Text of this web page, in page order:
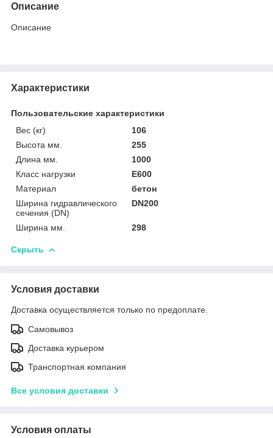
Описание
Описание
Характеристики
Пользовательские характеристики
Вес (кг)
106
Высота мм.
255
Длина мм.
1000
Класс нагрузки
E600
Материал
бетон
Ширина гидравлического
сечения (DN)
DN200
Ширина мм. 298
Скрыть
Условия доставки
Доставка осуществляется только по предоплате.
Самовывоз
Доставка курьером
Транспортная компания
Все условия доставки
Условия оплаты